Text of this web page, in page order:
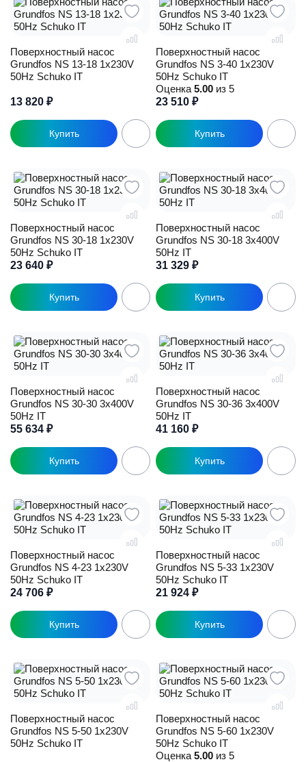
Поверхностный насос
Grundfos NS 13-18 1x230V
50Hz Schuko IT
13 820 ₽
Поверхностный насос
Grundfos NS 3-40 1x230V
50Hz Schuko IT
Оценка 5.00 из 5
23 510 ₽
Поверхностный насос
Grundfos NS 30-18 1x230V
50Hz Schuko IT
23 640 ₽
Поверхностный насос
Grundfos NS 30-18 3x400V
50Hz IT
31 329 ₽
Поверхностный насос
Grundfos NS 30-30 3x400V
50Hz IT
55 634 ₽
Поверхностный насос
Grundfos NS 30-36 3x400V
50Hz IT
41 160 ₽
Поверхностный насос
Grundfos NS 4-23 1x230V
50Hz Schuko IT
24 706 ₽
Поверхностный насос
Grundfos NS 5-33 1x230V
50Hz Schuko IT
21 924 ₽
Поверхностный насос
Grundfos NS 5-50 1x230V
50Hz Schuko IT
Поверхностный насос
Grundfos NS 5-60 1x230V
50Hz Schuko IT
Оценка 5.00 из 5